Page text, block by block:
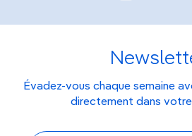
Évadez-vous chaque semaine
directement dans